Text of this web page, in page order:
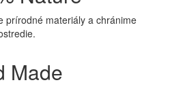
prírodné materiálya chránime
Made